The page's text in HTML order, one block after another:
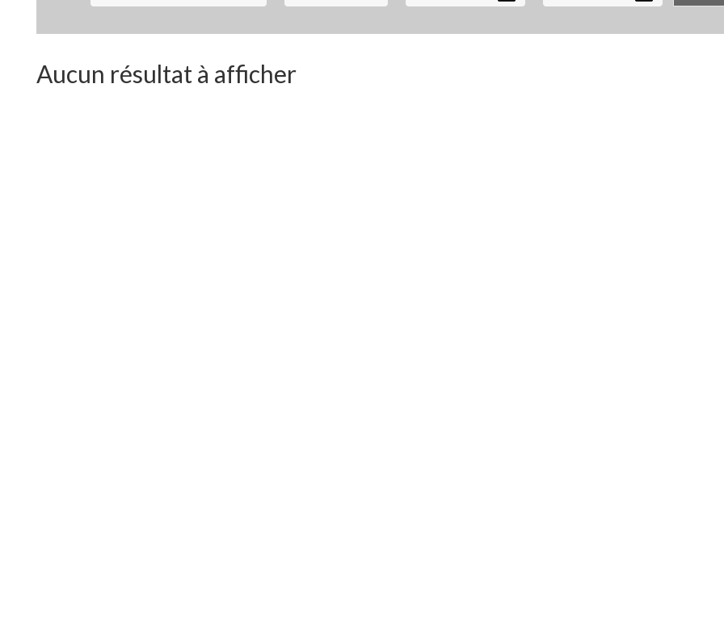
Aucun résultat à afficher